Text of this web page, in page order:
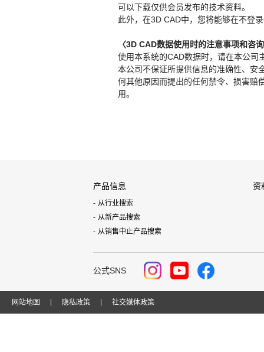
可以下载仅供会员发布的技术资料。
此外，在3D CAD中，您将能够在不登
〈3D CAD数据使用时的注意事项和咨
使用本系统的CAD数据时，请在本公司
本公司不保证所提供信息的准确性、安
何其他原因而提出的任何禁令、损害赔
用。
产品信息
从行业搜索
从新产品搜索
从销售中止产品搜索
资
公式SNS
网站地图 隐私政策 社交媒体政策